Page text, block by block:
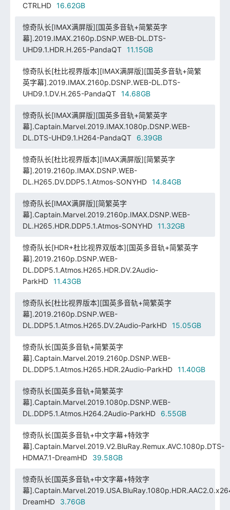
CTRLHD
16.62GB
惊奇队长[IMAX满屏版][国英多音轨+简繁英字
幕].2019.IMAX.2160p.DSNP.WEB-DL.DTS-
UHD9.1.HDR.H.265-PandaQT
11.15GB
惊奇队长[杜比视界版本][IMAX满屏版][国英多音轨+简繁
英字幕].2019.IMAX.2160p.DSNP.WEB-DL.DTS-
UHD9.1.DV.H.265-PandaQT
14.68GB
惊奇队长[IMAX满屏版][国英多音轨+简繁英字
幕].Captain.Marvel.2019.IMAX.1080p.DSNP.WEB-
DL.DTS-UHD9.1.H264-PandaQT
6.39GB
惊奇队长[杜比视界版本][IMAX满屏版][简繁英字
幕].2019.2160p.IMAX.DSNP.WEB-
DL.H265.DV.DDP5.1.Atmos-SONYHD
14.84GB
惊奇队长[IMAX满屏版][简繁英字
幕].Captain.Marvel.2019.2160p.IMAX.DSNP.WEB-
DL.H265.HDR.DDP5.1.Atmos-SONYHD
11.32GB
惊奇队长[HDR+杜比视界双版本][国英多音轨+简繁英字
幕].2019.2160p.DSNP.WEB-
DL.DDP5.1.Atmos.H265.HDR.DV.2Audio-
ParkHD
11.43GB
惊奇队长[杜比视界版本][国英多音轨+简繁英字
幕].2019.2160p.DSNP.WEB-
DL.DDP5.1.Atmos.H265.DV.2Audio-ParkHD
15.05GB
惊奇队长[国英多音轨+简繁英字
幕].Captain.Marvel.2019.2160p.DSNP.WEB-
DL.DDP5.1.Atmos.H265.HDR.2Audio-ParkHD
11.40GB
惊奇队长[国英多音轨+简繁英字
幕].Captain.Marvel.2019.1080p.DSNP.WEB-
DL.DDP5.1.Atmos.H264.2Audio-ParkHD
6.55GB
惊奇队长[国英多音轨+中文字幕+特效字
幕].Captain.Marvel.2019.V2.BluRay.Remux.AVC.1080p.DTS-
HDMA7.1-DreamHD
39.58GB
惊奇队长[国英多音轨+中文字幕+特效字
幕
DreamHD
3.76GB